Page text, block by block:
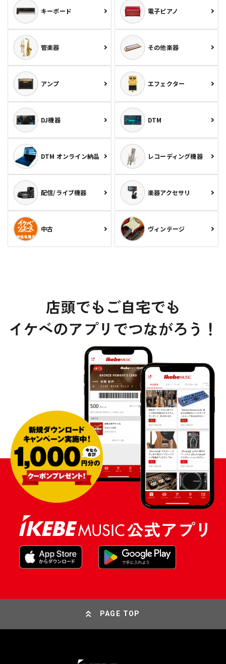
キーボード 電子ピアノ
管楽器 その他楽器
アンプ エフェクター
DJ機器 DTM
DTM オンライン納品 レコーディング機器
配信/ライブ機器 楽器アクセサリ
中古 ヴィンテージ
PAGE TOP